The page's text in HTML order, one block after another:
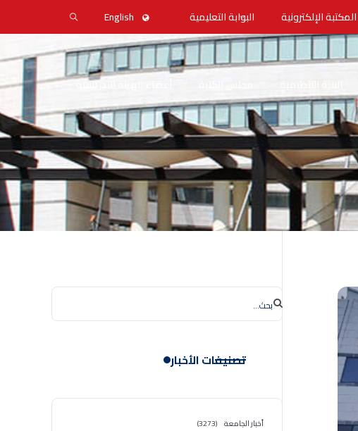
المكتبة الإلكترونية البوابة التعليمية English
أعضاء الهيئة التدريسية
تصنيفات الأخبار
أخبار الجامعة (3273)